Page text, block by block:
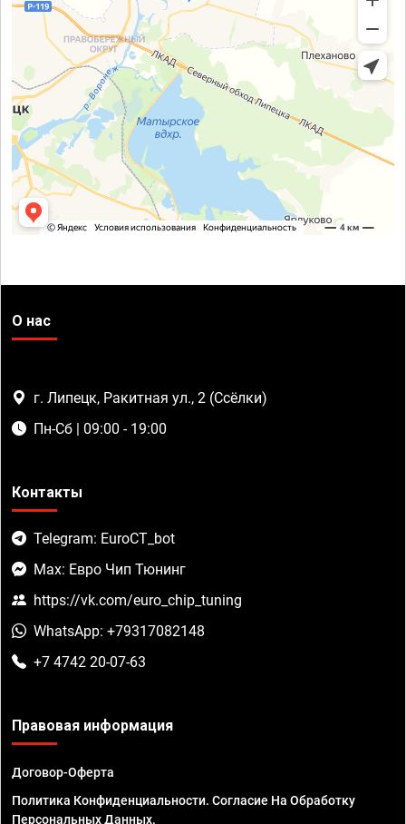
О нас
г. Липецк, Ракитная ул., 2 (Ссёлки)
Пн-Сб | 09:00 - 19:00
Контакты
Telegram: EuroCT_bot
Max: Евро Чип Тюнинг
https://vk.com/euro_chip_tuning
WhatsApp: +79317082148
+7 4742 20-07-63
Правовая информация
Договор-Оферта
Политика Конфиденциальности. Согласие На Обработку
Персональных Данных.